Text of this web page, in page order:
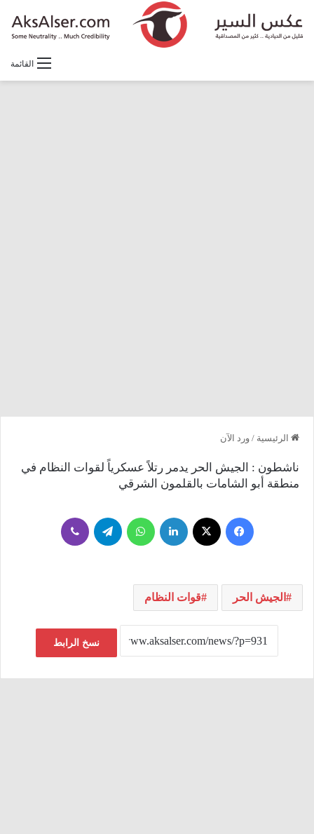
القائمة
الرئيسية / ورد الآن
ناشطون : الجيش الحر يدمر رتلاً عسكرياً لقوات النظام في
منطقة أبو الشامات بالقلمون الشرقي
فيسبوك لينكدإن واتساب تيلقرام
الجيش الحر قوات النظام
نسخ الرابط